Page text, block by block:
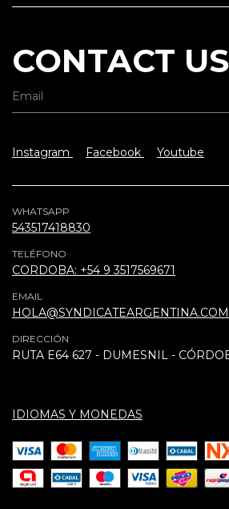
CONTACT US
Instagram Facebook Youtube
WHATSAPP
543517418830
TELÉFONO
CORDOBA: +54 9 3517569671
EMAIL
HOLA@SYNDICATEARGENTINA.COM
DIRECCIÓN
RUTA E64 627 - DUMESNIL -
IDIOMAS Y MONEDAS